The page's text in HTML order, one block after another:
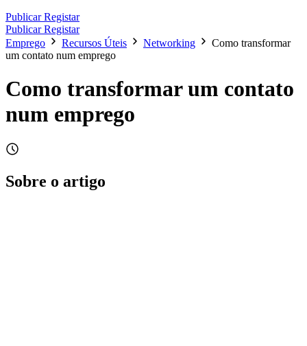
PublicarRegistar
PublicarRegistar
Emprego
Recursos Úteis Networking
Como transformar
um contato num emprego
Como transformar um contato
num emprego
Sobre o artigo